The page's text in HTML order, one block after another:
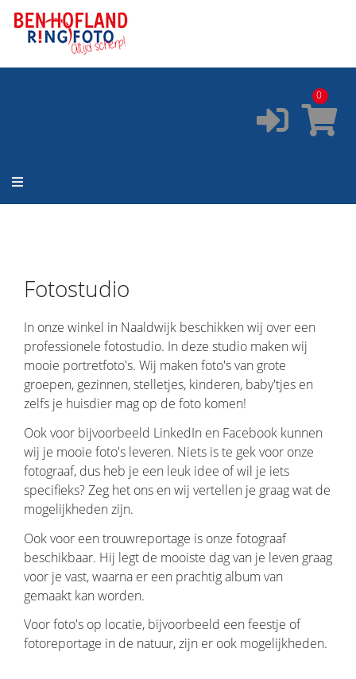
Printservice
Fotocursus✔️Occasions
0
Fotostudio
In onze winkel in Naaldwijk beschikken wij over een
professionele fotostudio. In deze studio maken wij
mooie portretfoto's. Wij maken foto's van grote
groepen, gezinnen, stelletjes, kinderen, baby'tjes en
zelfs je huisdier mag op de foto komen!
Ook voor bijvoorbeeld LinkedIn en Facebook kunnen
wij je mooie foto's leveren. Niets is te gek voor onze
fotograaf, dus heb je een leuk idee of wil je iets
specifieks? Zeg het ons en wij vertellen je graag wat de
mogelijkheden zijn.
Ook voor een trouwreportage is onze fotograaf
beschikbaar. Hij legt de mooiste dag van je leven graag
voor je vast, waarna er een prachtig album van
gemaakt kan worden.
Voor foto's op locatie, bijvoorbeeld een feestje of
fotoreportage in de natuur, zijn er ook mogelijkheden.